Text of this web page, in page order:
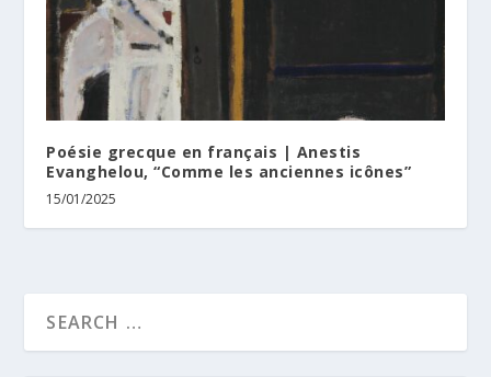
Poésie grecque en français | Anestis
Evanghelou, “Comme les anciennes icônes”
15/01/2025